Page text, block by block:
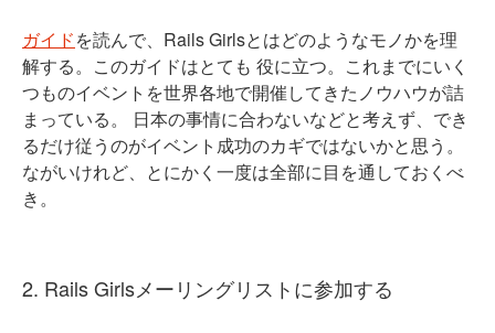
ガイドを読んで、Rails Girlsとはどのようなモノかを理
解する。このガイドはとても 役に立つ。これまでにいく
つものイベントを世界各地で開催してきたノウハウが詰
まっている。 日本の事情に合わないなどと考えず、でき
るだけ従うのがイベント成功のカギではないかと思う。
ながいけれど、とにかく一度は全部に目を通しておくべ
き。
2. Rails Girlsメーリングリストに参加する